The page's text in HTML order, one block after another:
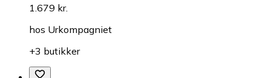
1.679 kr.
hos Urkompagniet
+3 butikker